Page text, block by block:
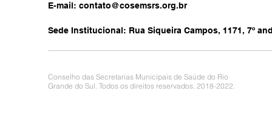
E-mail: contato@cosemsrs.org.br
Sede Institucional: Rua Siqueira Campos, 1171, 7º
Conselho das Secretarias Municipais de Saúde do Rio
Grande do Sul. Todos os direitos reservados. 2018-2022.